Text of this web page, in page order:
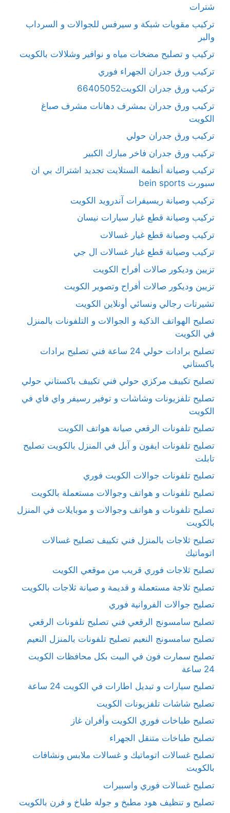
شترات
تركيب مقويات شبكة و سيرفس للجوالات و السرداب
والبر
تركيب و تصليح مضخات مياه و نوافير وشلالات بالكويت
تركيب ورق جدران الجهراء فوري
تركيب ورق جدران الكويت66405052
تركيب ورق جدران بمشرف دهانات مشرف صباغ
الكويت
تركيب ورق جدران حولي
تركيب ورق جدران فاخر مبارك الكبير
تركيب وصيانة أنظمة الستلايت تجديد اشتراك بي ان
سبورت bein sports
تركيب وصيانة ريسيفرات آندرويد الكويت
تركيب وصيانة قطع غيار سيارات نيسان
تركيب وصيانة قطع غيار غسالات
تركيب وصيانة قطع غيار غسالات ال جي
تزيين وديكور صالات أفراح الكويت
تزيين وديكور صالات أفراح وتصوير الكويت
تشيرتات رجالي ونسائي أونلاين الكويت
تصليح الهواتف الذكية و الجوالات و التلفونات بالمنزل
في الكويت
تصليح برادات حولي 24 ساعة فني تصليح برادات
باكستاني
تصليح تكييف مركزي حولي فني تكييف باكستاني حولي
تصليح تلفزيونات وشاشات و توفير رسيفر واي فاي في
الكويت
تصليح تلفونات الرقعي صيانة هواتف الكويت
تصليح تلفونات ايفون و آبل في المنزل بالكويت تصليح
تابلت
تصليح تلفونات جوالات الكويت فوري
تصليح تلفونات و هواتف وجوالات مستعملة بالكويت
تصليح تلفونات و هواتف وجوالات و موبايلات في المنزل
بالكويت
تصليح ثلاجات بالمنزل فني تكييف تصليح غسالات
اتوماتيك
تصليح ثلاجات فوري قريب من موقعي الكويت
تصليح ثلاجة مستعملة و قديمة و صيانة ثلاجات بالكويت
تصليح جوالات الفروانية فوري
تصليح سامسونج الرقعي فني تصليح تلفونات الرقعي
تصليح سامسونج النعيم تصليح تلفونات بالمنزل النعيم
تصليح سمارت فون في البيت بكل محافظات الكويت
24 ساعة
تصليح سيارات و تبديل اطارات في الكويت 24 ساعة
تصليح شاشات تلفزيونات الكويت
تصليح طباخات فوري الكويت وأفران غاز
تصليح طباخات متنقل الجهراء
تصليح غسالات اتوماتيك و غسالات ملابس ونشافات
بالكويت
تصليح غسالات فوري واسبيرات
تصليح و تنظيف هود مطبخ و جولة طباخ و فرن بالكويت